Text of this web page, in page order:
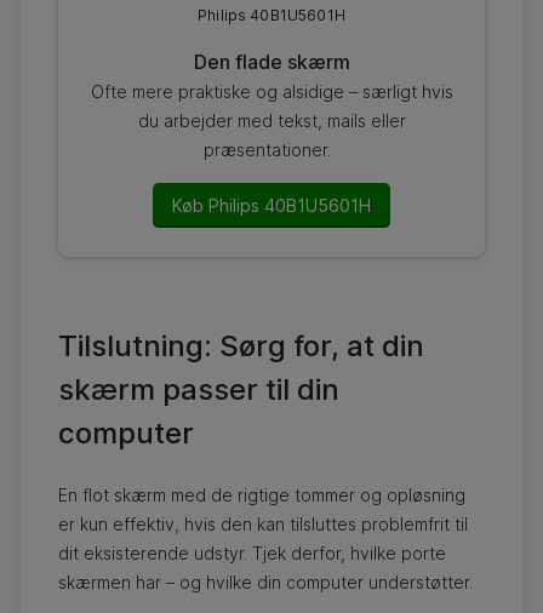
Philips 40B1U5601H
Den flade skærm
Ofte mere praktiske og alsidige – særligt hvis
du arbejder med tekst, mails eller
præsentationer.
Køb Philips 40B1U5601H
Tilslutning: Sørg for, at din
skærm passer til din
computer
En flot skærm med de rigtige tommer og opløsning
er kun effektiv, hvis den kan tilsluttes problemfrit til
dit eksisterende udstyr. Tjek derfor, hvilke porte
skærmen har – og hvilke din computer understøtter.